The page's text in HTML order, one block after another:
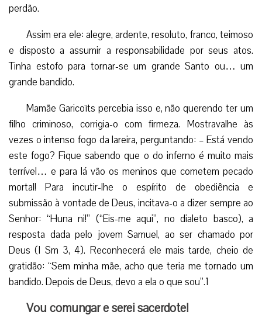
perdão.
Assim era ele: alegre, ardente, resoluto, franco, teimoso
e disposto a assumir a responsabilidade por seus atos.
Tinha estofo para tornar-se um grande Santo ou… um
grande bandido.
Mamãe Garicoïts percebia isso e, não querendo ter um
filho criminoso, corrigia-o com firmeza. Mostravalhe às
vezes o intenso fogo da lareira, perguntando: – Está vendo
este fogo? Fique sabendo que o do inferno é muito mais
terrível… e para lá vão os meninos que cometem pecado
mortal! Para incutir-lhe o espírito de obediência e
submissão à vontade de Deus, incitava-o a dizer sempre ao
Senhor: “Huna ni!” (“Eis-me aqui”, no dialeto basco), a
resposta dada pelo jovem Samuel, ao ser chamado por
Deus (I Sm 3, 4). Reconhecerá ele mais tarde, cheio de
gratidão: “Sem minha mãe, acho que teria me tornado um
bandido. Depois de Deus, devo a ela o que sou”.1
Vou comungar e serei sacerdote!